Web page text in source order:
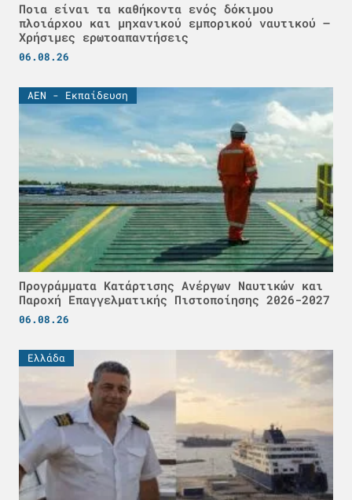
Ποια είναι τα καθήκοντα ενός δόκιμου
πλοιάρχου και μηχανικού εμπορικού ναυτικού –
Χρήσιμες ερωτοαπαντήσεις
06.08.26
ΑΕΝ - Εκπαίδευση
Προγράμματα Κατάρτισης Ανέργων Ναυτικών και
Παροχή Επαγγελματικής Πιστοποίησης 2026-2027
06.08.26
Ελλάδα